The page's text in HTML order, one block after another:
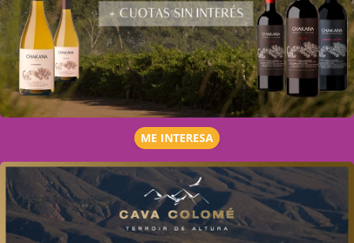
ME INTERESA